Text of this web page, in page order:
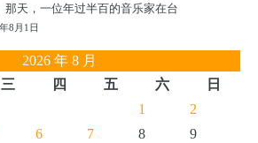
那天，一位年过半百的音乐家在台
8月1日
2026 年 8 月
三 四 五 六
日
1
2
6 7 8
9